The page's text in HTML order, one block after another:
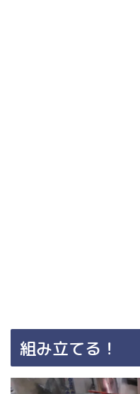
組み立てる！